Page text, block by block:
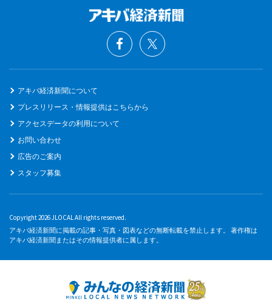
アキバ経済新聞について
プレスリリース・情報提供はこちらから
アクセスデータの利用について
お問い合わせ
広告のご案内
スタッフ募集
Copyright 2026 JLOCAL All rights reserved.
アキバ経済新聞に掲載の記事・写真・図表などの無断転載を禁止します。 著作権は
アキバ経済新聞またはその情報提供者に属します。